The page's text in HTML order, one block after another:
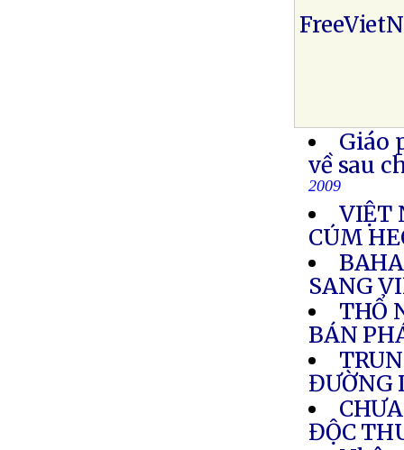
Giáo
về sau
2009
VIỆT
CÚM
SANG
THỔ
BÁN
ĐƯỜNG
ĐỘC